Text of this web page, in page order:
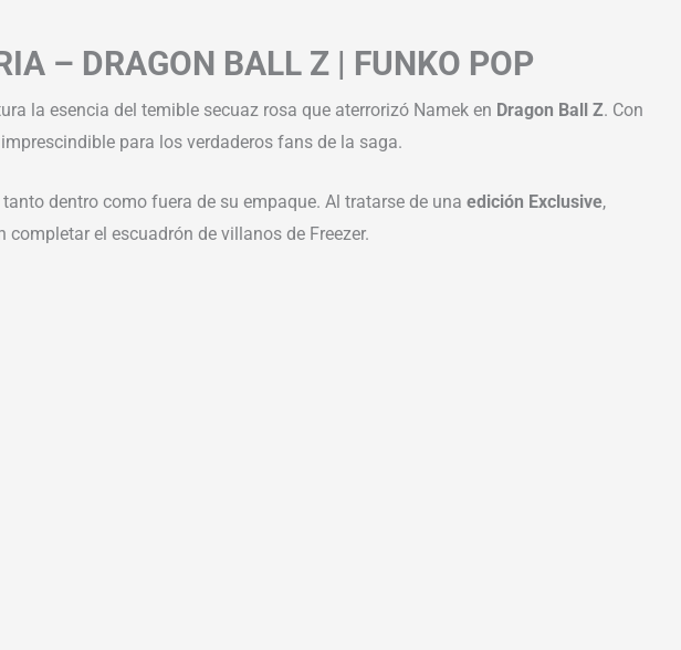
– DRAGON BALL Z | FUNKO POP
la esencia del temible secuaz rosa que aterrorizó Namek en Dragon Ball Z. Con
para los verdaderos fans de la saga.
dentro como fuera de su empaque. Al tratarse de una edición Exclusive,
el escuadrón de villanos de Freezer.